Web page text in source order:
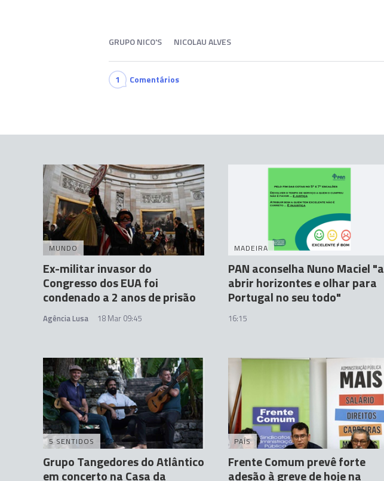
GRUPO NICO'S NICOLAU ALVES
1 Comentários
MUNDO
Ex-militar invasor do
Congresso dos EUA foi
condenado a 2 anos de prisão
Agência Lusa 18 Mar 09:45
MADEIRA
PAN aconselha Nuno Maciel "a
abrir horizontes e olhar para
Portugal no seu todo"
16:15
5 SENTIDOS
Grupo Tangedores do Atlântico
em concerto na Casa da
PAÍS
Frente Comum prevê forte
adesão à greve de hoje na